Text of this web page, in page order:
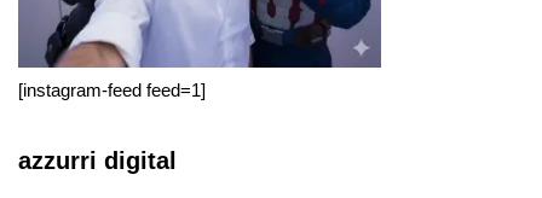
[instagram-feed feed=1]
azzurri digital